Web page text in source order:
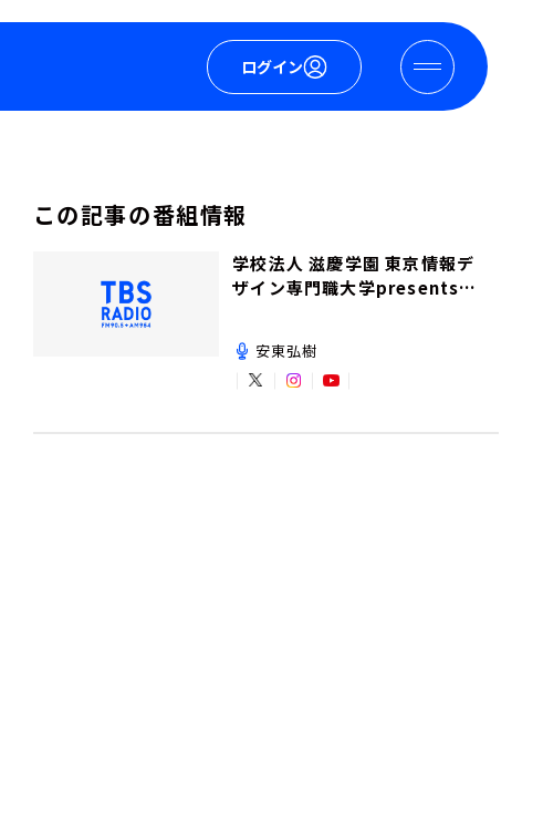
ログイン
この記事の番組情報
学校法人 滋慶学園 東京情報デ
ザイン専門職大学presents夢
安東弘樹